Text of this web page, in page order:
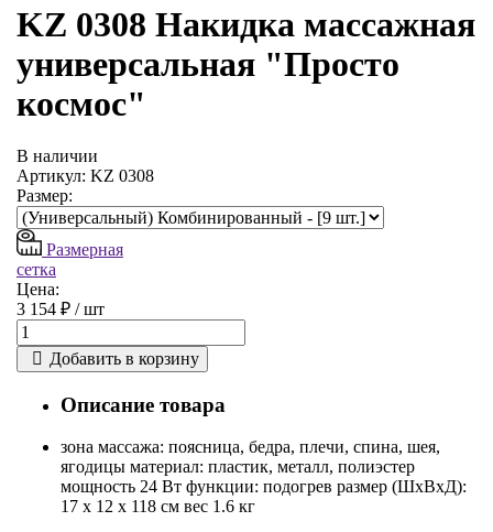
KZ 0308 Накидка массажная
универсальная "Просто
космос"
В наличии
Артикул: KZ 0308
Размер:
Размерная
сетка
Цена:
3 154 ₽ /шт
Добавить в корзину
Описание товара
зона массажа: поясница, бедра, плечи, спина, шея,
ягодицы материал: пластик, металл, полиэстер
мощность 24 Вт функции: подогрев размер (ШxВxД):
17 х 12 х 118 см вес 1.6 кг